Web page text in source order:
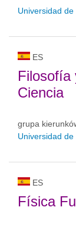
Universidad de
ES
Filosofía
Ciencia
grupa
Universidad de
ES
Física